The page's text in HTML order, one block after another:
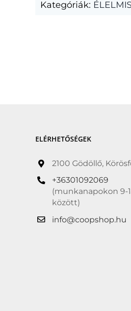
Kategóriák:
ELÉRHETŐSÉGEK
2100 Gödöllő,
+36301092069
(munkanapokon 9-
között)
info@coopshop.hu